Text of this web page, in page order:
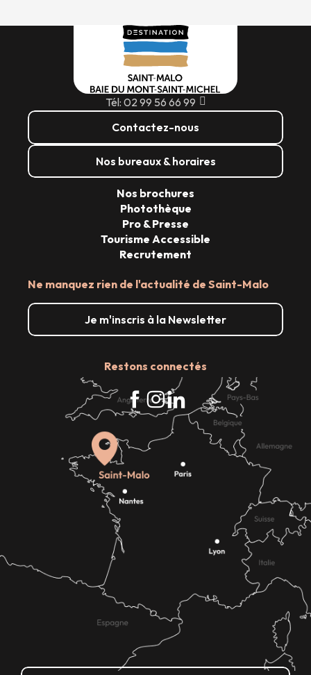
Tél: 02 99 56 66 99
Contactez-nous
Nos bureaux & horaires
Ne manquez rien de l'actualité de Saint-Malo
Je m'inscris à la Newsletter
Restons connectés
Nos brochures
Photothèque
Pro & Presse
Tourisme Accessible
Recrutement